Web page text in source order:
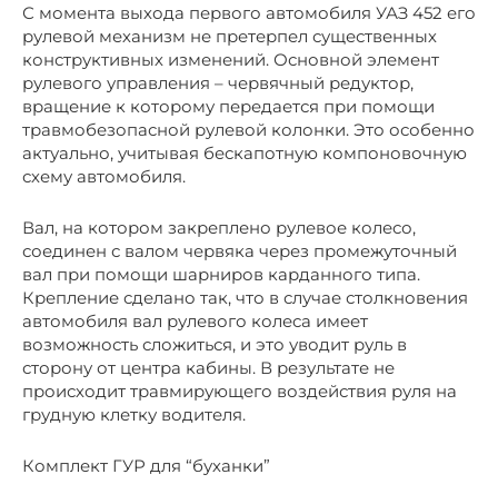
С момента выхода первого автомобиля УАЗ 452 его
рулевой механизм не претерпел существенных
конструктивных изменений. Основной элемент
рулевого управления – червячный редуктор,
вращение к которому передается при помощи
травмобезопасной рулевой колонки. Это особенно
актуально, учитывая бескапотную компоновочную
схему автомобиля.
Вал, на котором закреплено рулевое колесо,
соединен с валом червяка через промежуточный
вал при помощи шарниров карданного типа.
Крепление сделано так, что в случае столкновения
автомобиля вал рулевого колеса имеет
возможность сложиться, и это уводит руль в
сторону от центра кабины. В результате не
происходит травмирующего воздействия руля на
грудную клетку водителя.
Комплект ГУР для “буханки”